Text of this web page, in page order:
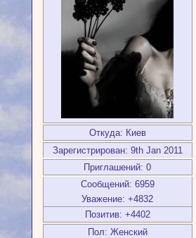
Откуда: Киев
Зарегистрирован: 9th Jan 2011
Приглашений: 0
Сообщений: 6959
Уважение: +4832
Позитив: +4402
Пол: Женский